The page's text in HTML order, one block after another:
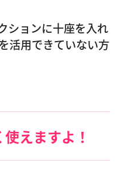
ションに十座を入れ
活用できていない方
えますよ！